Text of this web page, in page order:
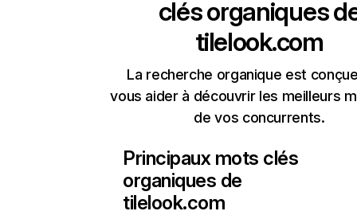
clés organiques
tilelook.com
La recherche organique est
vous aider à découvrir les meilleurs
de vos concurrents.
Principaux mots clés
organiques de
tilelook.com